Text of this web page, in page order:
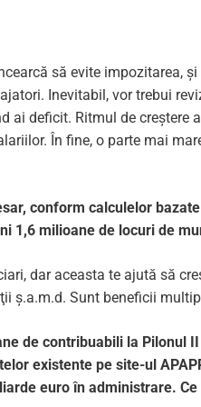
să evite impozitarea,
Inevitabil, vor trebui
deficit. Ritmul de creștere
În fine, o parte mai
conform calculelor
1,6 milioane de locuri de
dar aceasta te ajută să
ș.a.m.d. Sunt beneficii
de contribuabili la Pilonul
existente pe site-ul
euro în administrare.